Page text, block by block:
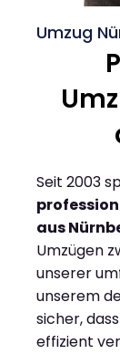
Umzug
Seit 2003
aus
Umzügen
unserer
unserem
sicher,
effizient